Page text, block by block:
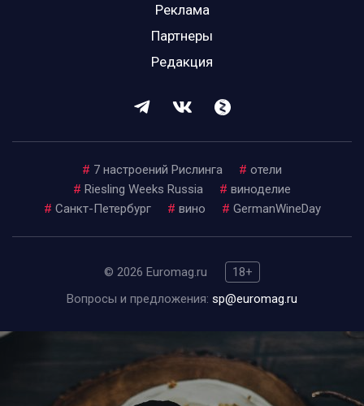
Реклама
Партнеры
Редакция
# 7 настроений Рислинга # отели
# Riesling Weeks Russia # виноделие
# Санкт-Петербург # вино # GermanWineDay
© 2026 Euromag.ru
18+
Вопросы и предложения: sp@euromag.ru